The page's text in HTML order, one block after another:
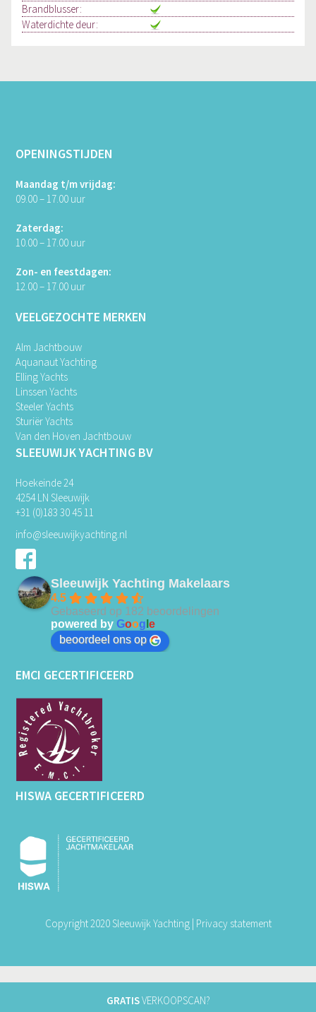
Brandblusser:
Waterdichte deur:
GRATISVERKOOPSCAN?
OPENINGSTIJDEN
Maandag t/m vrijdag:
09.00 – 17.00 uur
Zaterdag:
10.00 – 17.00 uur
Zon- en feestdagen:
12.00 – 17.00 uur
VEELGEZOCHTE MERKEN
Alm Jachtbouw
Aquanaut Yachting
Elling Yachts
Linssen Yachts
Steeler Yachts
Sturiër Yachts
Van den Hoven Jachtbouw
SLEEUWIJK YACHTING BV
Hoekeinde 24
4254 LN Sleeuwijk
+31 (0)183 30 45 11
info@sleeuwijkyachting.nl
Sleeuwijk Yachting Makelaars
4.5
Gebaseerd op 182 beoordelingen
powered byGoog le
beoordeel ons op
EMCI GECERTIFICEERD
HISWA GECERTIFICEERD
Copyright 2020 Sleeuwijk Yachting | Privacy statement